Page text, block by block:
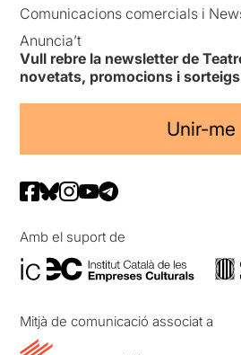
Comunicacions comercials i
Anuncia’t
Vull rebre la newsletter de
novetats, promocions i sorteigs
Unir-me
Amb el suport de
Mitjà de comunicació associat a